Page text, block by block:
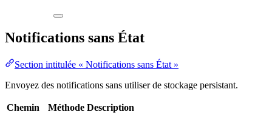
Notifications sans État
Section intitulée « Notifications sans État »
Envoyez des notifications sans utiliser de stockage persistant.
Chemin Méthode Description